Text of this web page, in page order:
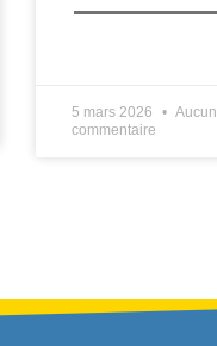
5 mars 2026
Aucun
commentaire